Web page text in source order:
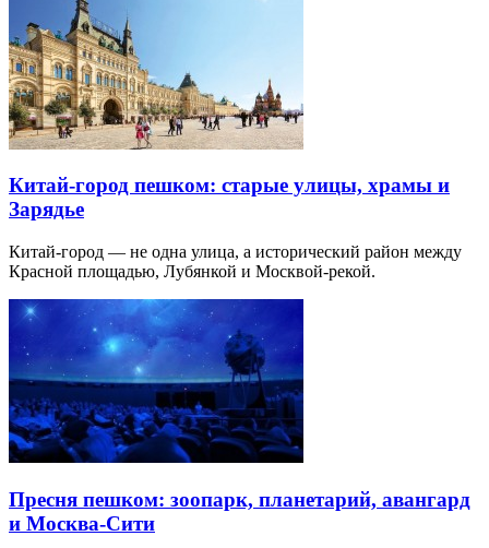
Китай-город пешком: старые улицы, храмы и
Зарядье
Китай-город — не одна улица, а исторический район между
Красной площадью, Лубянкой и Москвой-рекой.
Пресня пешком: зоопарк, планетарий, авангард
и Москва-Сити